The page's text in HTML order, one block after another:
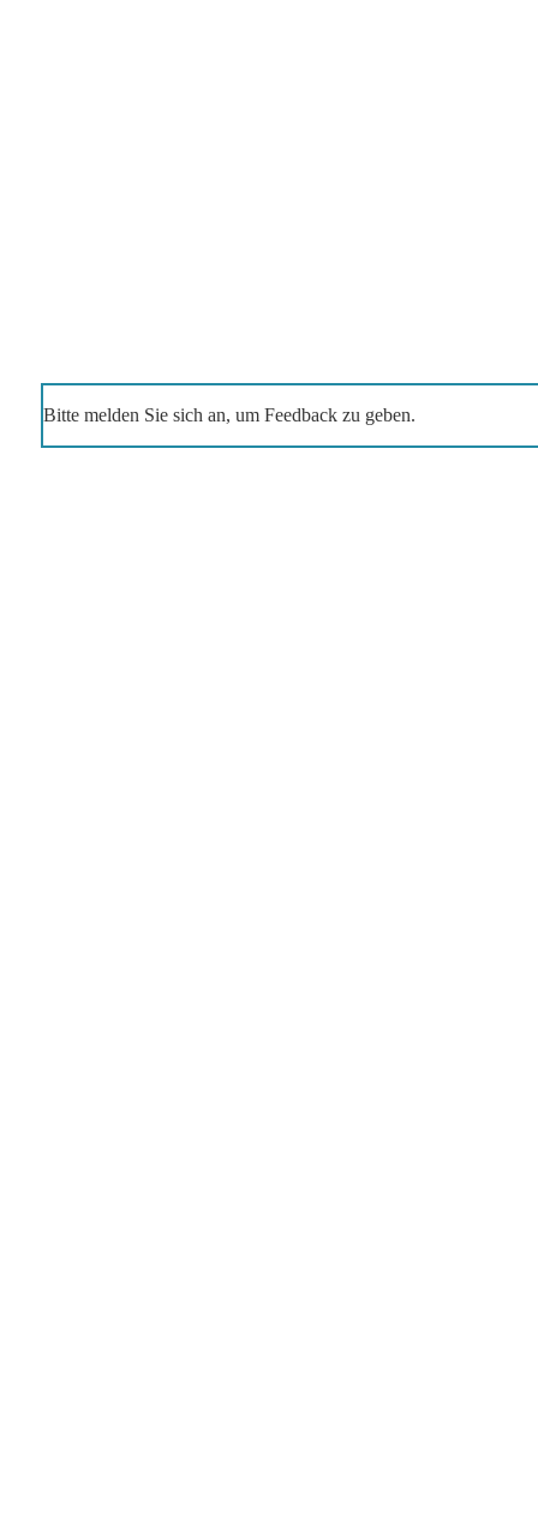
Bitte melden Sie sich an, um Feedback zu geben.